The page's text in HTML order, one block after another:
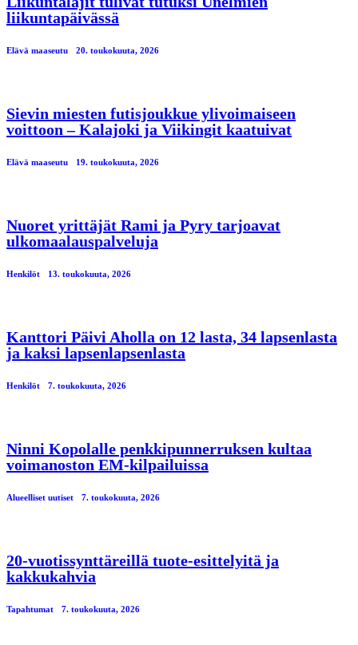
liikuntapäivässä
Elävä maaseutu 20. toukokuuta, 2026
Sievin miesten futisjoukkue ylivoimaiseen
voittoon – Kalajoki ja Viikingit kaatuivat
Elävä maaseutu 19. toukokuuta, 2026
Nuoret yrittäjät Rami ja Pyry tarjoavat
ulkomaalauspalveluja
Henkilöt 13. toukokuuta, 2026
Kanttori Päivi Aholla on 12 lasta, 34 lapsenlasta
ja kaksi lapsenlapsenlasta
Henkilöt 7. toukokuuta, 2026
Ninni Kopolalle penkkipunnerruksen kultaa
voimanoston EM-kilpailuissa
Alueelliset uutiset 7. toukokuuta, 2026
20-vuotissynttäreillä tuote-esittelyitä ja
kakkukahvia
Tapahtumat 7. toukokuuta, 2026